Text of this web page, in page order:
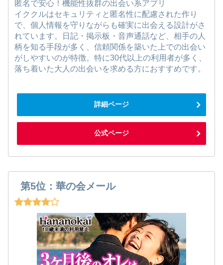
匿名で安心！機能性抜群の出会い系アプリ
イククルはセキュリティと匿名性に配慮された作り
で、個人情報を守りながらも確実に出会える設計がさ
れています。日記・掲示板・音声通話など、相手の人
柄を知る手段が多く、信頼関係を築いた上での出会い
がしやすいのが特徴。特に30代以上の利用者が多く、
落ち着いた大人の出会いを求める方におすすめです。
詳細ページ
公式ページ
第5位：華の会メール